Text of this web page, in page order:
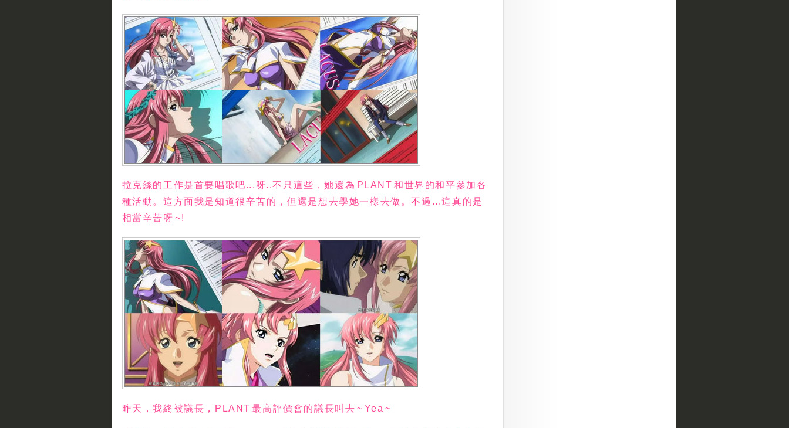
拉克絲的工作是首要唱歌吧...呀..不只這些，她還為 PLANT 和世界的和平參加各
種活動。這方面我是知道很辛苦的，但還是想去學她一樣去做。不過...這真的是
相當辛苦呀 ~!
昨天，我終被議長，PLANT 最高評價會的議長叫去 ~ Yea ~